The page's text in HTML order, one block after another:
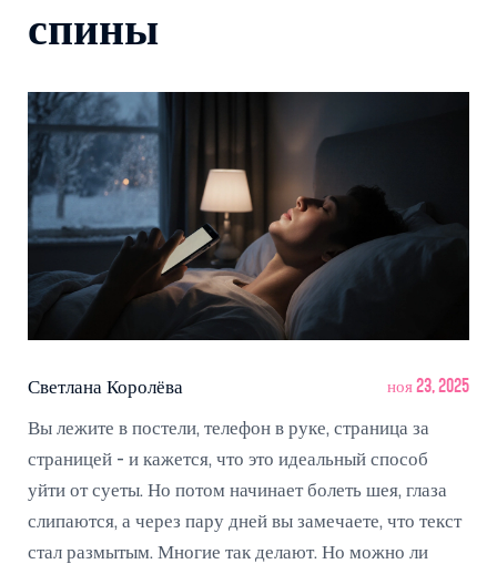
спины
Светлана Королёва ноя 23, 2025
Вы лежите в постели, телефон в руке, страница за
страницей - и кажется, что это идеальный способ
уйти от суеты. Но потом начинает болеть шея, глаза
слипаются, а через пару дней вы замечаете, что текст
стал размытым. Многие так делают. Но можно ли